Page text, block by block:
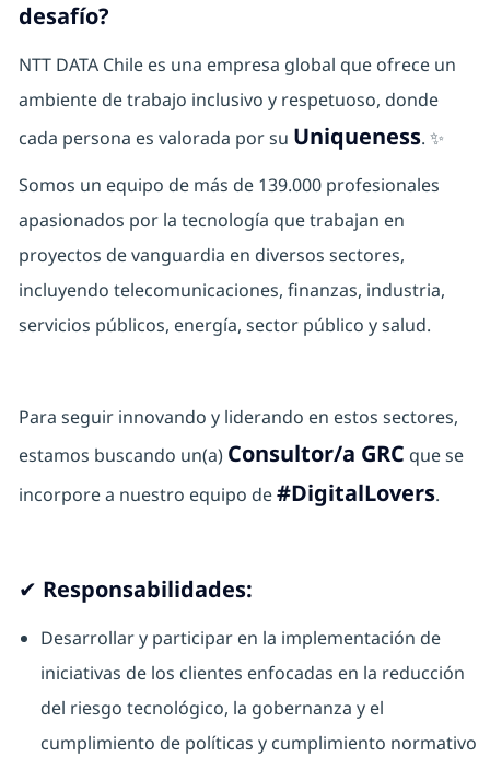
desafío?
NTT DATA Chile es una empresa global que ofrece un
ambiente de trabajo inclusivo y respetuoso, donde
cada persona es valorada por su Uniqueness. ✨
Somos un equipo de más de 139.000 profesionales
apasionados por la tecnología que trabajan en
proyectos de vanguardia en diversos sectores,
incluyendo telecomunicaciones, finanzas, industria,
servicios públicos, energía, sector público y salud.
Para seguir innovando y liderando en estos sectores,
estamos buscando un(a) Consultor/a GRC que se
incorpore a nuestro equipo de#DigitalLovers.
✔ Responsabilidades:
Desarrollar y participar en la implementación de
iniciativas de los clientes enfocadas en la reducción
del riesgo tecnológico, la gobernanza y el
cumplimiento de políticas y cumplimiento normativo